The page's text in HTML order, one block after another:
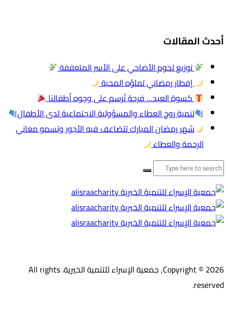
أحدث المقالات
توزيع لحوم الأضاحي على الأسر المتعففة
إفطار رمضاني تملؤه المحبة
كسوة العيد… فرحة تُرسم على وجوه أطفالنا
تنمية روح العطاء والمسؤولية الاجتماعية لدى الأطفال
شهر رمضان المبارك تتضاعف فيه الأجور وتسمو معاني
الرحمة والعطاء
البحث
عن:
Copyright © 2026, جمعية الإسراء للتنمية الخيرية. All rights
reserved.